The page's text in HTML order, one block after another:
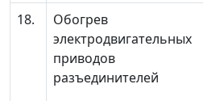
18.
Обогрев
электродвигательных
приводов
разъединителей